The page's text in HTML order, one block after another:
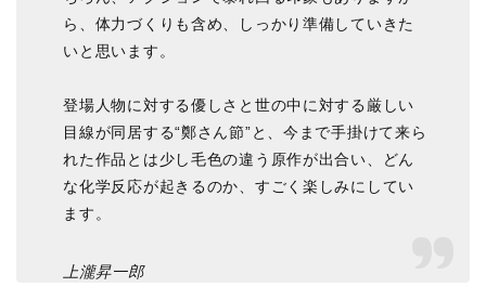
ら、体力づくりも含め、しっかり準備していきた
いと思います。
登場人物に対する優しさと世の中に対する厳しい
目線が同居する“鄭さん節”と、今まで手掛けて来ら
れた作品とは少し毛色の違う原作が出合い、どん
な化学反応が起きるのか、すごく楽しみにしてい
ます。
上瀧昇一郎